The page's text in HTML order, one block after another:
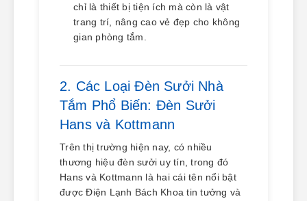
chỉ là thiết bị tiện ích mà còn là vật
trang trí, nâng cao vẻ đẹp cho không
gian phòng tắm.
2. Các Loại Đèn Sưởi Nhà
Tắm Phổ Biến: Đèn Sưởi
Hans và Kottmann
Trên thị trường hiện nay, có nhiều
thương hiệu đèn sưởi uy tín, trong đó
Hans và Kottmann là hai cái tên nổi bật
được Điện Lạnh Bách Khoa tin tưởng và